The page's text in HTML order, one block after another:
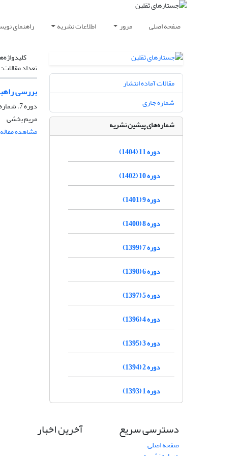
صفحه اصلی مرور اطلاعات نشریه راهنمای
تعداد مقالات:
بررسی
دوره 7، شماره 14، اسفند 1399، صفحه
مریم بخشی
مشاهده مقاله
مقالات آماده انتشار
شماره جاری
شماره‌های پیشین نشریه
دوره 11 (1404)
دوره 10 (1402)
دوره 9 (1401)
دوره 8 (1400)
دوره 7 (1399)
دوره 6 (1398)
دوره 5 (1397)
دوره 4 (1396)
دوره 3 (1395)
دوره 2 (1394)
دوره 1 (1393)
دسترسی سریع
صفحه اصلی
آخرین اخبار